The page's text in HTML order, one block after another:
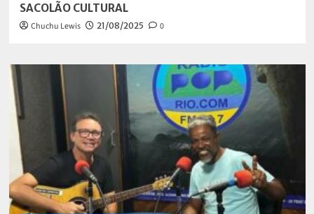
SACOLÃO CULTURAL
Chuchu Lewis 21/08/2025 0